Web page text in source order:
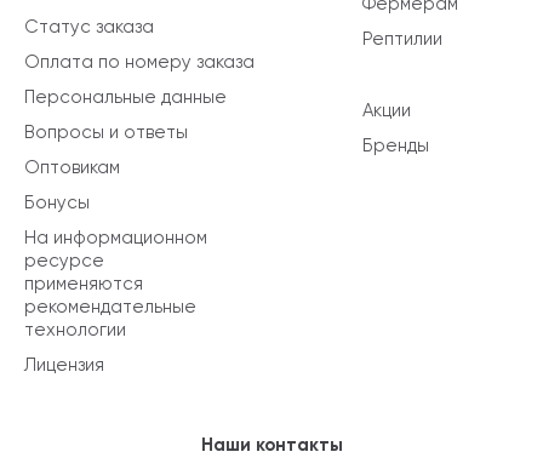
Рептилии
Акции
Бренды
Статус заказа
Оплата по номеру заказа
Персональные данные
Вопросы и ответы
Оптовикам
Бонусы
На информационном
ресурсе
применяются
рекомендательные
технологии
Лицензия
Наши контакты